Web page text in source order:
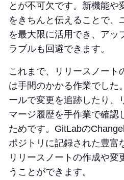
とが不可欠です。新機能や
をきちんと伝えることで、
を最大限に活用でき、アッ
ラブルも回避できます。
これまで、リリースノート
は手間のかかる作業でした
ールで変更を追跡したり、
マージ履歴を手作業で確認
ためです。GitLabの
ポジトリに記録された豊富
リリースノートの作成や変
うことができます。